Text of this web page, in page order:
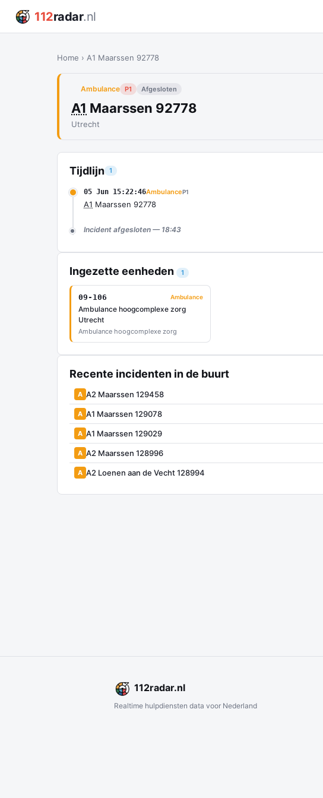
112radar.nl
Home › A1 Maarssen 92778
Ambulance P1 Afgesloten
A1 Maarssen 92778
Utrecht
Tijdlijn 1
05 Jun 15:22:46AmbulanceP1
A1 Maarssen 92778
Incident afgesloten — 18:43
Ingezette eenheden 1
09-106 Ambulance
Ambulance hoogcomplexe zorg
Utrecht
Ambulance hoogcomplexe zorg
Recente incidenten in de buurt
A A2 Maarssen 129458
A A1 Maarssen 129078
A A1 Maarssen 129029
A A2 Maarssen 128996
A A2 Loenen aan de Vecht 128994
112radar.nl
Realtime hulpdiensten data voor Nederland